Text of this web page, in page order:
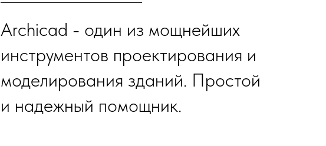
Archicad - один из мощнейших
инструментов проектирования и
моделирования зданий. Простой
и надежный помощник.